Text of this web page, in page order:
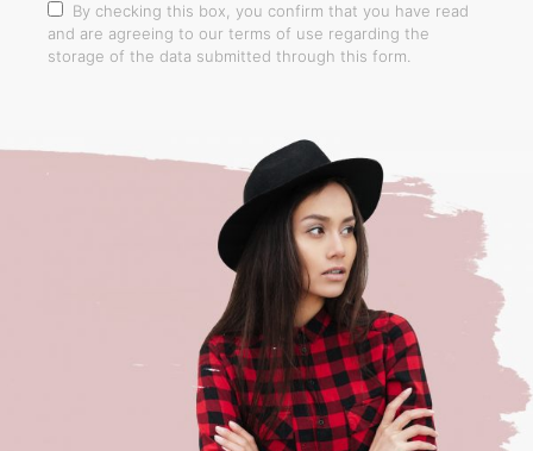
By checking this box, you confirm that you have read
and are agreeing to our terms of use regarding the
storage of the data submitted through this form.